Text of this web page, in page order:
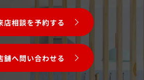
店相談を予約する
舗へ問い合わせる